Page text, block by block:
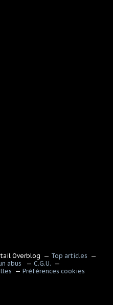
Overblog
Top articles
abus
C.G.U.
Préférences cookies